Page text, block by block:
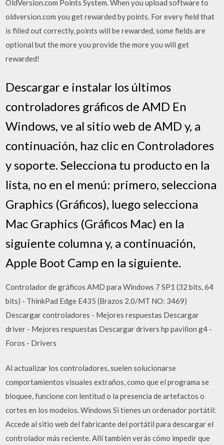
OldVersion.com Points System. When you upload software to
oldversion.com you get rewarded by points. For every field that
is filled out correctly, points will be rewarded, some fields are
optional but the more you provide the more you will get
rewarded!
Descargar e instalar los últimos
controladores gráficos de AMD En
Windows, ve al sitio web de AMD y, a
continuación, haz clic en Controladores
y soporte. Selecciona tu producto en la
lista, no en el menú: primero, selecciona
Graphics (Gráficos), luego selecciona
Mac Graphics (Gráficos Mac) en la
siguiente columna y, a continuación,
Apple Boot Camp en la siguiente.
Controlador de gráficos AMD para Windows 7 SP1 (32 bits, 64
bits) - ThinkPad Edge E435 (Brazos 2.0/MT NO: 3469)
Descargar controladores - Mejores respuestas Descargar
driver - Mejores respuestas Descargar drivers hp pavilion g4 -
Foros - Drivers
Al actualizar los controladores, suelen solucionarse
comportamientos visuales extraños, como que el programa se
bloquee, funcione con lentitud o la presencia de artefactos o
cortes en los modelos. Windows Si tienes un ordenador portátil:
Accede al sitio web del fabricante del portátil para descargar el
controlador más reciente. Allí también verás cómo impedir que